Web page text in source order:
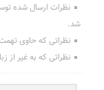
نظرات ارسال شده
شد.
نظراتی که حاوی
نظراتی که به غیر از